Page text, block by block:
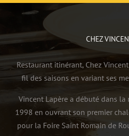
CHEZ
Restaurant itinérant, Chez
fil des saisons en variant ses
Vincent Lapère a débuté dans
1998 en ouvrant son premier
pour la Foire Saint Romain de